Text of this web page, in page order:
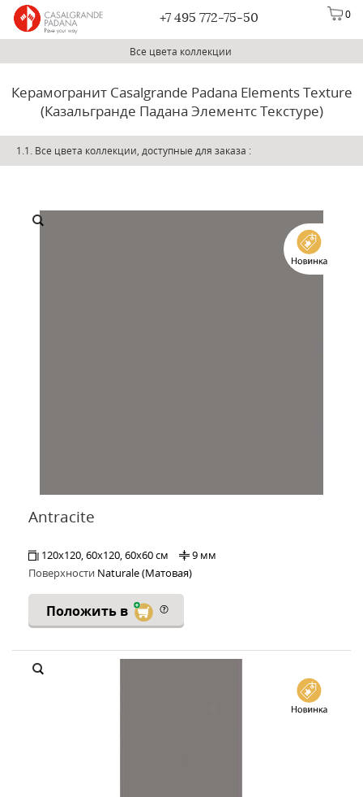
0
+7 495 772-75-50
Все цвета коллекции
Керамогранит Casalgrande Padana Elements Texture
(Казальгранде Падана Элементс Текстуре)
1.1. Все цвета коллекции, доступные для заказа :
Antracite
120x120, 60x120, 60x60 см
9 мм
Поверхности Naturale (Матовая)
Положить в